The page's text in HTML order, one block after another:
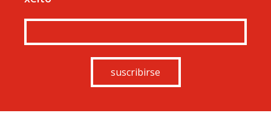
suscribirse